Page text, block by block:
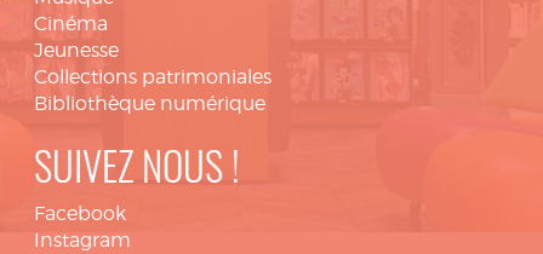
Cinéma
Jeunesse
Collections patrimoniales
Bibliothèque numérique
SUIVEZ NOUS !
Facebook
Instagram